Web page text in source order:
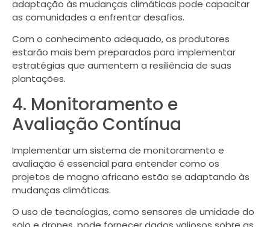
adaptação às mudanças climáticas pode capacitar
as comunidades a enfrentar desafios.
Com o conhecimento adequado, os produtores
estarão mais bem preparados para implementar
estratégias que aumentem a resiliência de suas
plantações.
4. Monitoramento e
Avaliação Contínua
Implementar um sistema de monitoramento e
avaliação é essencial para entender como os
projetos de mogno africano estão se adaptando às
mudanças climáticas.
O uso de tecnologias, como sensores de umidade do